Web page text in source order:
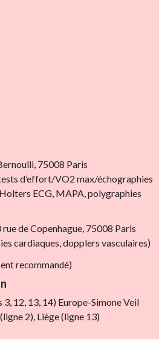
75008 Paris
d’effort/VO2 max/échographies
ECG, MAPA, polygraphies
rue de Copenhague, 75008 Paris
cardiaques, dopplers vasculaires)
recommandé)
12, 13, 14) Europe-Simone Veil
2), Liège (ligne 13)